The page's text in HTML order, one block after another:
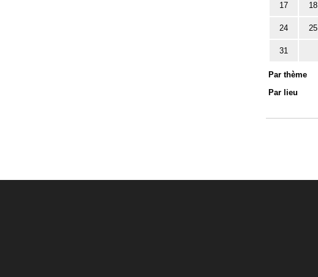
17 18
24 25
31
Par thème
Par lieu